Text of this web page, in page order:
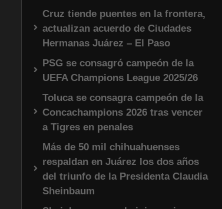
Cruz tiende puentes en la frontera,
actualizan acuerdo de Ciudades
Hermanas Juárez – El Paso
PSG se consagró campeón de la
UEFA Champions League 2025/26
Toluca se consagra campeón de la
Concachampions 2026 tras vencer
a Tigres en penales
Más de 50 mil chihuahuenses
respaldan en Juárez los dos años
del triunfo de la Presidenta Claudia
Sheinbaum